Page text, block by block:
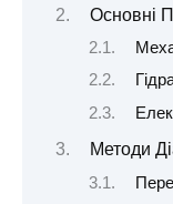
Основні
Методи